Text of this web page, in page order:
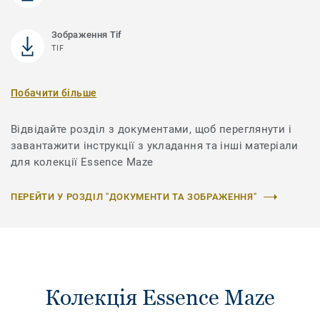
Зображення Tif
TIF
Побачити більше
Відвідайте розділ з документами, щоб переглянути і
завантажити інструкції з укладання та інші матеріали
для колекції Essence Maze
ПЕРЕЙТИ У РОЗДІЛ "ДОКУМЕНТИ ТА ЗОБРАЖЕННЯ"
Колекція Essence Maze